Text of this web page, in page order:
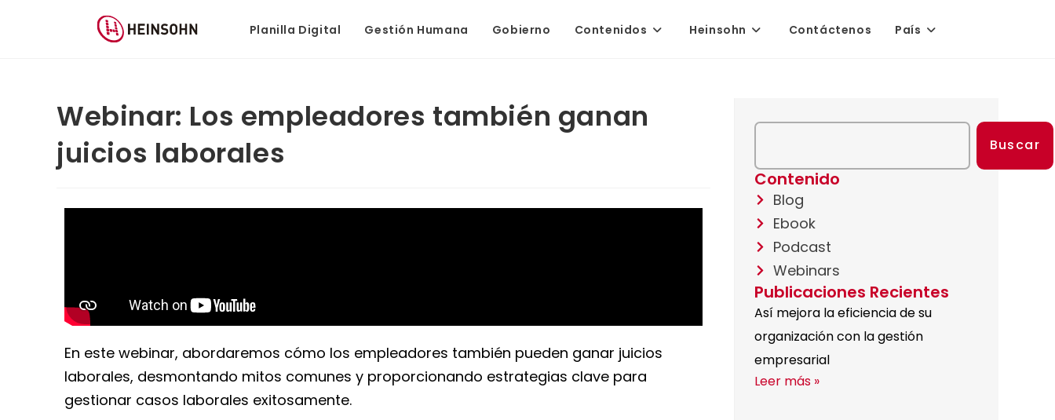
Planilla Digital Gestión Humana Gobierno Contenidos Heinsohn Contáctenos País
Webinar: Los empleadores también ganan
juicios laborales
En este webinar, abordaremos cómo los empleadores también pueden ganar juicios
laborales, desmontando mitos comunes y proporcionando estrategias clave para
gestionar casos laborales exitosamente.
Buscar
Contenido
Blog
Ebook
Podcast
Webinars
Publicaciones Recientes
Así mejora la eficiencia de su
organización con la gestión
empresarial
Leer más »